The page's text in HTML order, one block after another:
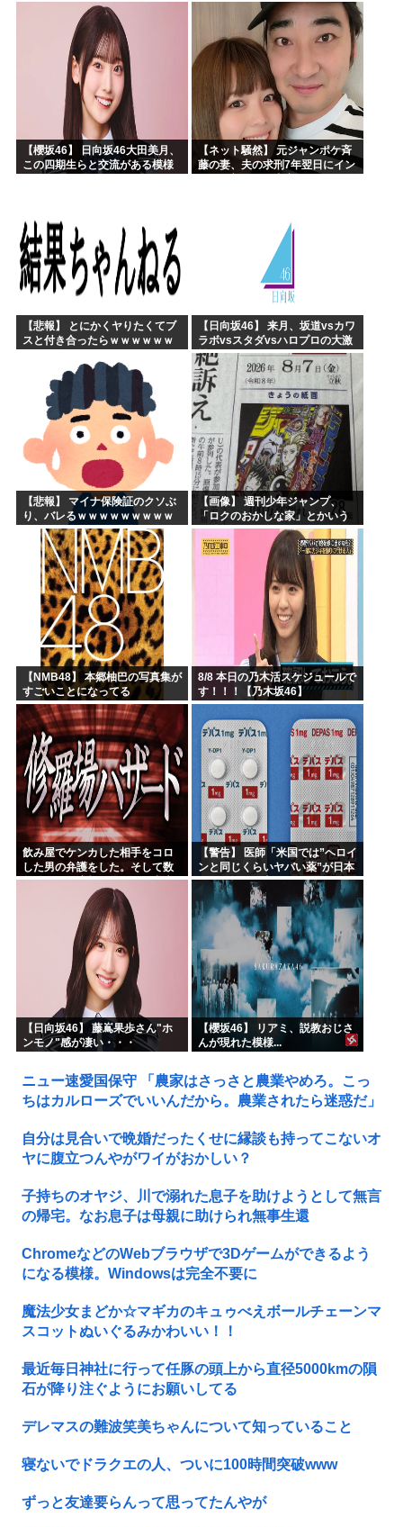
【藤嶌果歩 1st写真集】 んで辞めます」⇒ 結果・・・
【櫻坂46】 日向坂46大田美月、
この四期生らと交流がある模様
【ネット騒然】 元ジャンポケ斉
藤の妻、夫の求刑7年翌日にイン
【悲報】 とにかくヤりたくてブ
スと付き合ったらｗｗｗｗｗｗ
【日向坂46】 来月、坂道vsカワ
ラボvsスタダvsハロプロの大激
戦
【悲報】 マイナ保険証のクソぶ
り、バレるｗｗｗｗｗｗｗｗｗ
【画像】 週刊少年ジャンプ、
「ロクのおかしな家」とかいう
微妙な漫画を巻頭カラーにした
せいで100万部切る
【NMB48】 本郷柚巴の写真集が
すごいことになってる
8/8 本日の乃木活スケジュールで
す！！！【乃木坂46】
飲み屋でケンカした相手をコロ
した男の弁護をした。そして数
年後、因果応報を思わせる出来
【警告】 医師「米国では”ヘロイ
ンと同じくらいヤバい薬”が日本
では平気で処方されてる」
【日向坂46】 藤嶌果歩さん"ホ
ンモノ"感が凄い・・・
【櫻坂46】 リアミ、説教おじさ
んが現れた模様...
ニュー速愛国保守 「農家はさっさと農業やめろ。こっ
ちはカルローズでいいんだから。農業されたら迷惑だ」
自分は見合いで晩婚だったくせに縁談も持ってこないオ
ヤに腹立つんやがワイがおかしい？
子持ちのオヤジ、川で溺れた息子を助けようとして無言
の帰宅。なお息子は母親に助けられ無事生還
ChromeなどのWebブラウザで3Dゲームができるよう
になる模様。Windowsは完全不要に
魔法少女まどか☆マギカのキュゥべえボールチェーンマ
スコットぬいぐるみかわいい！！
最近毎日神社に行って任豚の頭上から直径5000kmの隕
石が降り注ぐようにお願いしてる
デレマスの難波笑美ちゃんについて知っていること
寝ないでドラクエの人、ついに100時間突破www
ずっと友達要らんって思ってたんやが